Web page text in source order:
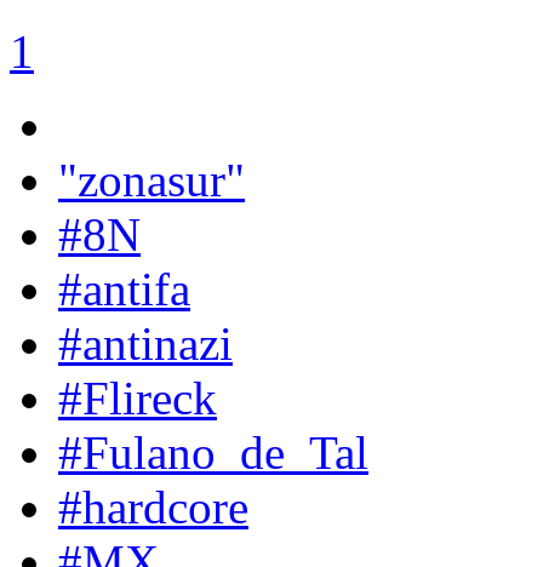
1
"zonasur"
#8N
#antifa
#antinazi
#Flireck
#Fulano_de_Tal
#hardcore